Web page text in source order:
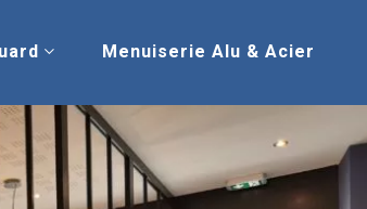
Menuiserie Alu & Acier